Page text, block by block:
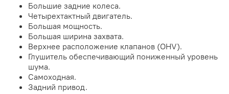
Большие задние колеса.
Четырехтактный двигатель.
Большая мощность.
Большая ширина захвата.
Верхнее расположение клапанов (OHV).
Глушитель обеспечивающий пониженный уровень
шума.
Самоходная.
Задний привод.